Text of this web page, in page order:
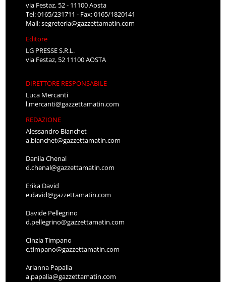
via Festaz, 52 - 11100 Aosta
Tel: 0165/231711 - Fax: 0165/1820141
Mail:segreteria@gazzettamatin.com
Editore
LG PRESSE S.R.L.
via Festaz, 52 11100 AOSTA
DIRETTORE RESPONSABILE
Luca Mercanti
l.mercanti@gazzettamatin.com
REDAZIONE
Alessandro Bianchet
a.bianchet@gazzettamatin.com
Danila Chenal
d.chenal@gazzettamatin.com
Erika David
e.david@gazzettamatin.com
Davide Pellegrino
d.pellegrino@gazzettamatin.com
Cinzia Timpano
c.timpano@gazzettamatin.com
Arianna Papalia
a.papalia@gazzettamatin.com